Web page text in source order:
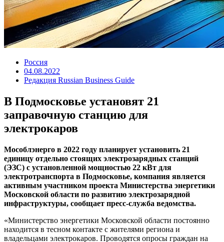
Россия
04.08.2022
Редакция Russian Business Guide
В Подмосковье установят 21
заправочную станцию для
электрокаров
Мособлэнерго в 2022 году планирует установить 21
единицу отдельно стоящих электрозарядных станций
(ЭЗС) с установленной мощностью 22 кВт для
электротранспорта в Подмосковье, компания является
активным участником проекта Министерства энергетики
Московской области по развитию электрозарядной
инфраструктуры, сообщает пресс-служба ведомства.
«Министерство энергетики Московской области постоянно
находится в тесном контакте с жителями региона и
владельцами электрокаров. Проводятся опросы граждан на